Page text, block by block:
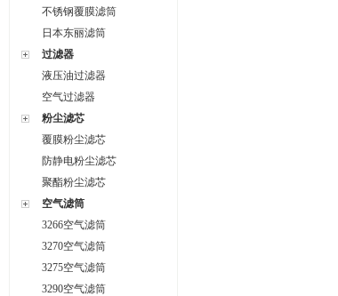
不锈钢覆膜滤筒
日本东丽滤筒
过滤器
液压油过滤器
空气过滤器
粉尘滤芯
覆膜粉尘滤芯
防静电粉尘滤芯
聚酯粉尘滤芯
空气滤筒
3266空气滤筒
3270空气滤筒
3275空气滤筒
3290空气滤筒